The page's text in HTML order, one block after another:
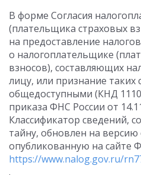
В форме Согласия
(плательщика страховых
на предоставление
о налогоплательщике
взносов), составляющих
лицу, или признание таких
общедоступными (КНД
приказа ФНС России от
Классификатор сведений,
тайну, обновлен на версию
опубликованную на сайте
https://www.nalog.gov.ru/
.